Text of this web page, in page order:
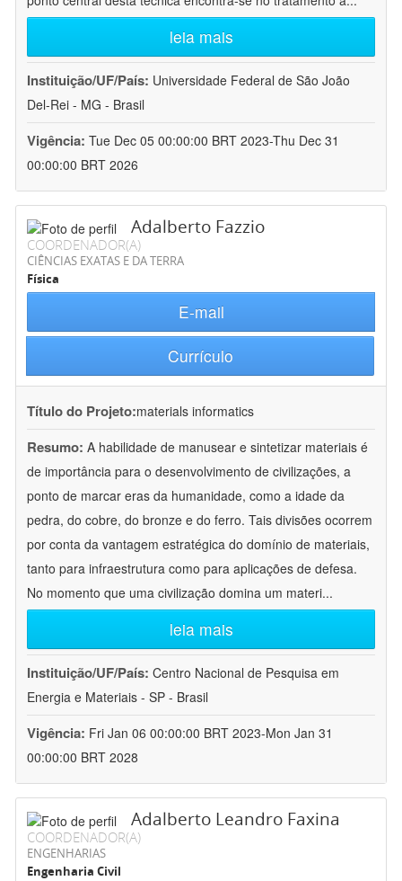
leia mais
Instituição/UF/País: Universidade Federal de São João
Del-Rei - MG - Brasil
Vigência: Tue Dec 05 00:00:00 BRT 2023-Thu Dec 31
00:00:00 BRT 2026
Adalberto Fazzio
COORDENADOR(A)
CIÊNCIAS EXATAS E DA TERRA
Física
E-mail
Currículo
Título do Projeto:materials informatics
Resumo: A habilidade de manusear e sintetizar materiais é
de importância para o desenvolvimento de civilizações, a
ponto de marcar eras da humanidade, como a idade da
pedra, do cobre, do bronze e do ferro. Tais divisões ocorrem
por conta da vantagem estratégica do domínio de materiais,
tanto para infraestrutura como para aplicações de defesa.
No momento que uma civilização domina um materi...
leia mais
Instituição/UF/País: Centro Nacional de Pesquisa em
Energia e Materiais - SP - Brasil
Vigência: Fri Jan 06 00:00:00 BRT 2023-Mon Jan 31
00:00:00 BRT 2028
Adalberto Leandro Faxina
COORDENADOR(A)
ENGENHARIAS
Engenharia Civil